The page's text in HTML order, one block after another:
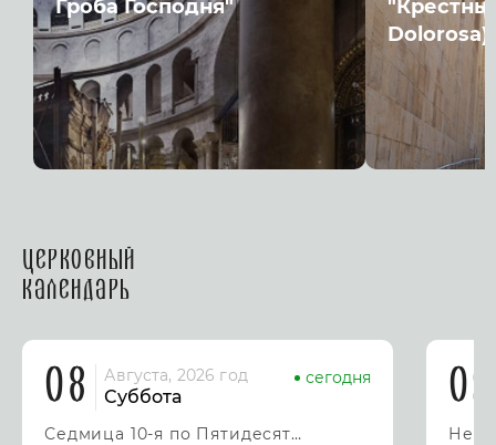
Гроба Господня"
Dolorosa)"
Церковный
календарь
08 Августа, 2026 год
Суббота
сегодня
Седмица 10-я по Пятидесятнице
09